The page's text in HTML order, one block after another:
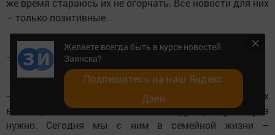
– только позитивные.
– Руководитель на работе и дома – это про вас?
– Скорее я – генератор идей, а муж – помогает их
воплощать. У него, что называется, руки растут откуда
нужно. Сегодня мы с ним в семейной жизни –
Желаете всегда быть в курсе новостей
Заинска?
Подпишитесь на наш Яндекс
Дзен